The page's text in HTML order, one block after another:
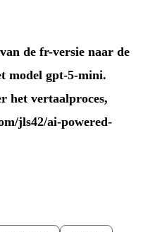
de fr-versie naar de
model gpt-5-mini.
het vertaalproces,
jls42/ai-powered-